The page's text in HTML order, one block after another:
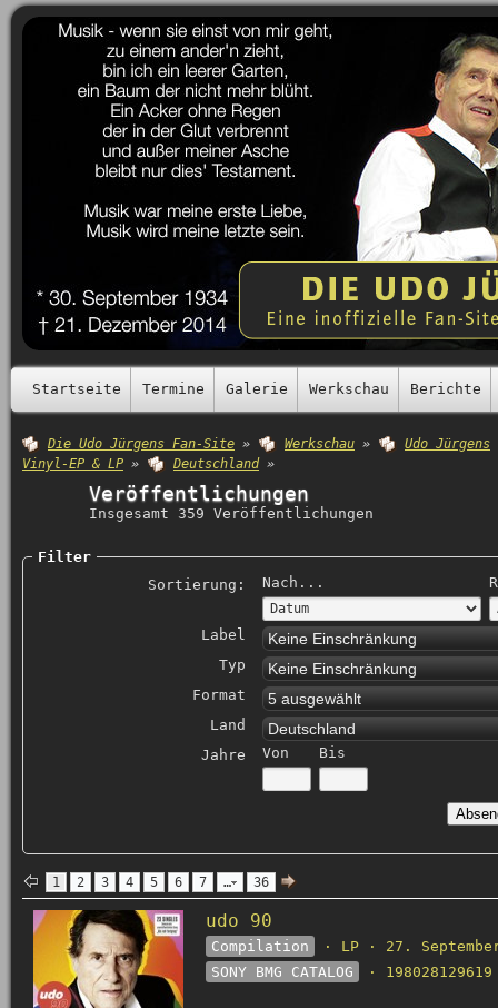
Startseite Termine Galerie Werkschau Berichte
Die Udo Jürgens Fan-Site » Werkschau » Udo Jürgens
Vinyl-EP & LP » Deutschland »
Veröffentlichungen
Insgesamt 359 Veröffentlichungen
Filter
Sortierung:
Nach...
Label Keine Einschränkung
Typ Keine Einschränkung
Format 5 ausgewählt
Land Deutschland
Jahre Von Bis
1 2 3 4 5 6 7 … 36
udo 90
Compilation
· LP · 27.
SONY BMG CATALOG
· 198028129619